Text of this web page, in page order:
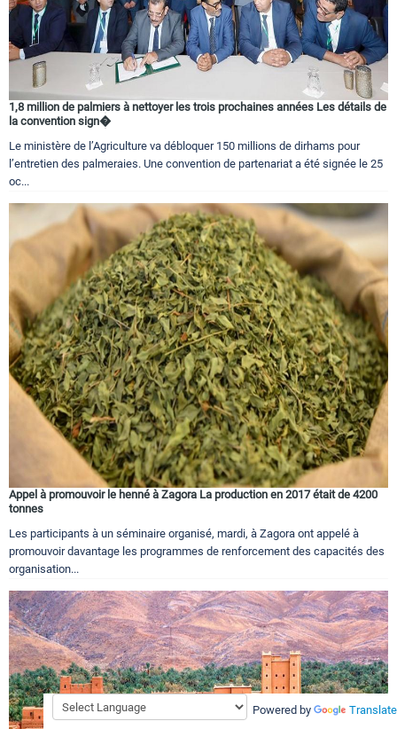
1,8 million de palmiers à nettoyer les trois prochaines années Les détails de
la convention sign�
Le ministère de l’Agriculture va débloquer 150 millions de dirhams pour
l’entretien des palmeraies. Une convention de partenariat a été signée le 25
oc...
Appel à promouvoir le henné à Zagora La production en 2017 était de 4200
tonnes
Les participants à un séminaire organisé, mardi, à Zagora ont appelé à
promouvoir davantage les programmes de renforcement des capacités des
organisation...
Powered by Translate